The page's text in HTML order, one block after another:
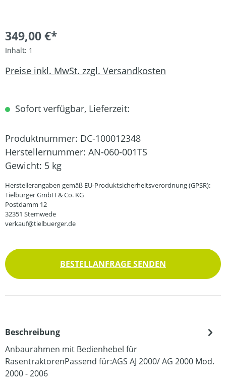
349,00 €*
Inhalt: 1
Preise inkl. MwSt. zzgl. Versandkosten
Sofort verfügbar, Lieferzeit:
Produktnummer: DC-100012348
Herstellernummer: AN-060-001TS
Gewicht: 5 kg
Herstellerangaben gemäß EU-Produktsicherheitsverordnung (GPSR):
Tielbürger GmbH & Co. KG
Postdamm 12
32351 Stemwede
verkauf@tielbuerger.de
BESTELLANFRAGE SENDEN
Beschreibung
Anbaurahmen mit Bedienhebel für
RasentraktorenPassend für:AGS AJ 2000/ AG 2000 Mod.
2000 - 2006